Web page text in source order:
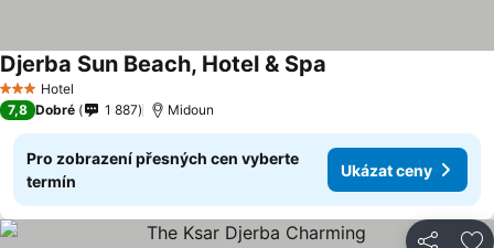
3 Počet hvězdiček
Hotel
Djerba Sun Beach, Hotel & Spa
7,8 Dobré 1 887 Midoun
Pro zobrazení přesných cen vyberte
termín
Ukázat ceny